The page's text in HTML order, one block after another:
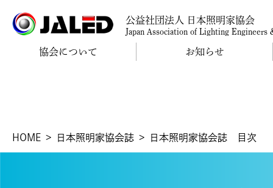
公益社団法人 日本照明家協会
Japan Association of Lighting Engineers
協会について お知らせ
HOME 日本照明家協会誌 日本照明家協会誌 目次